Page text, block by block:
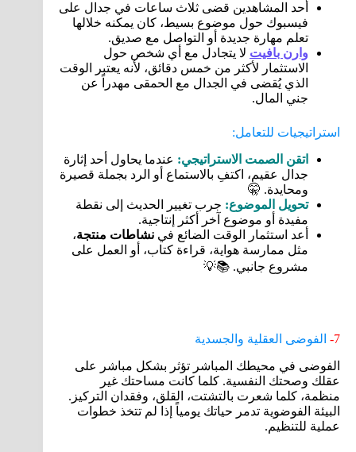
أحد المشاهدين قضى ثلاث ساعات في جدال على
فيسبوك حول موضوع بسيط، كان يمكنه خلالها
تعلم مهارة جديدة أو التواصل مع صديق.
وارن بافيت لا يتجادل مع أي شخص حول
الاستثمار لأكثر من خمس دقائق، لأنه يعتبر الوقت
الذي يُقضى في الجدال مع الحمقى مهدراً عن
جني المال.
استراتيجيات للتعامل:
اتقن الصمت الاستراتيجي: عندما يحاول أحد إثارة
جدال عقيم، اكتفِ بالاستماع أو الرد بجملة قصيرة
ومحايدة. 🤫
تحويل الموضوع: جرب تغيير الحديث إلى نقطة
مفيدة أو موضوع آخر أكثر إنتاجية.
أعد استثمار الوقت الضائع في نشاطات منتجة،
مثل ممارسة هواية، قراءة كتاب، أو العمل على
مشروع جانبي. 📚💡
7-
الفوضى العقلية والجسدية
الفوضى في محيطك المباشر تؤثر بشكل مباشر على
عقلك وصحتك النفسية. كلما كانت مساحتك غير
منظمة، كلما شعرت بالتشتت، القلق، وفقدان التركيز.
البيئة الفوضوية تدمر حياتك يومياً إذا لم تتخذ خطوات
عملية للتنظيم.